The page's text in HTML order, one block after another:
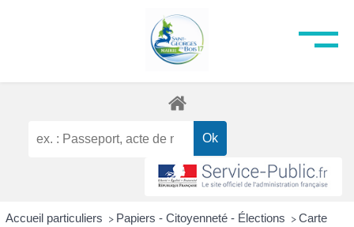
Accueil particuliers > Papiers - Citoyenneté - Élections > Carte